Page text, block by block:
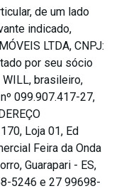
de um lado
indicado,
LTDA, CNPJ:
por seu sócio
WILL, brasileiro,
099.907.417-27,
Loja 01, Ed
Feira da Onda
Guarapari - ES,
5246 e 27 99698-